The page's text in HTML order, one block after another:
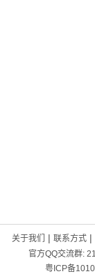
关于我们 | 联系方式|
官方QQ交流群:
粤ICP备